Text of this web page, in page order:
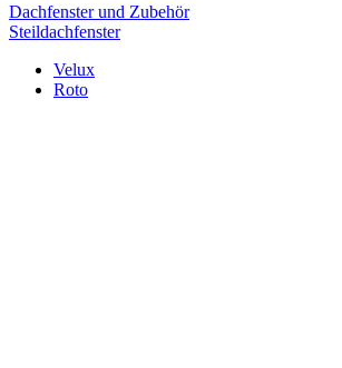
Dachfenster und Zubehör
Steildachfenster
Velux
Roto